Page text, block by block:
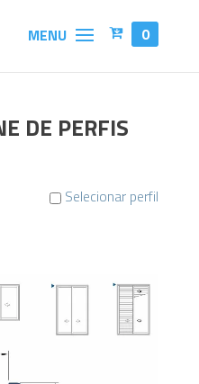
0
DE PERFIS
Selecionar perfil